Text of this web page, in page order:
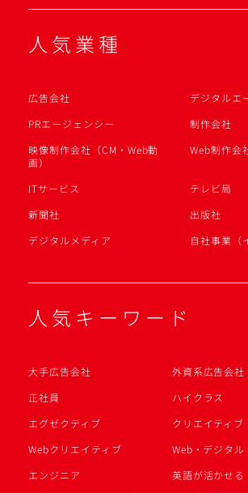
人気業種
広告会社
デジタルエ
PRエージェンシー
制作会社
映像制作会社（CM・Web動
画）
Web制作会
ITサービス
テレビ局
新聞社
出版社
デジタルメディア
自社事業（
人気キーワード
大手広告会社
外資系広告会社
正社員
ハイクラス
エグゼクティブ
クリエイティブ
Webクリエイティブ
Web・デジタル
エンジニア
英語が活かせる